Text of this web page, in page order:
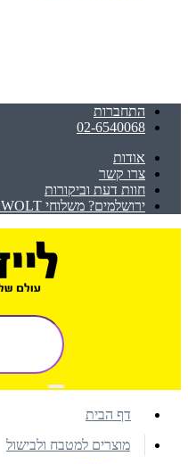
התחברות
02-6540068
אודות
צרו קשר
חוות דעת וביקורות
ירושלמים? משלוחי WOLT מעכשיו לעכשיו!
דף הבית
מוצרים למטבח ולבישול